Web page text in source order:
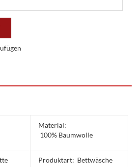
Material:
100% Baumwolle
Produktart: Bettwäsche